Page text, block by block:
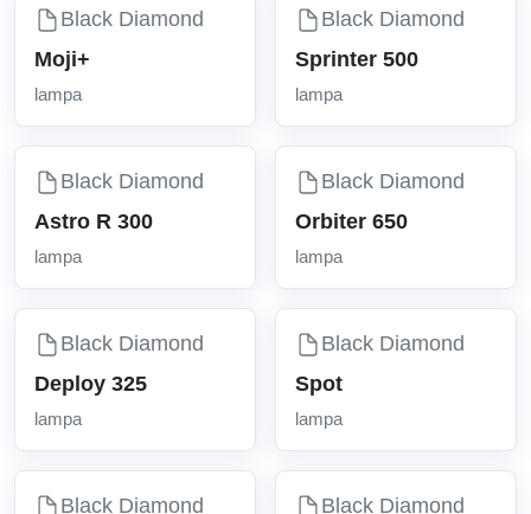
Black Diamond
Moji+
lampa
Black Diamond
Sprinter 500
lampa
Black Diamond
Astro R 300
lampa
Black Diamond
Orbiter 650
lampa
Black Diamond
Deploy 325
lampa
Black Diamond
Spot
lampa
Black Diamond
Black Diamond